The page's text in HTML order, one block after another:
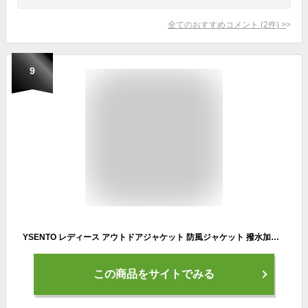
全てのおすすめコメント (2件) >
9
YSENTO レディース アウトドアジャケット 防風ジャケット 撥水加工 フード付き 多機能 登山コート 春秋冬 ピンク XL
この商品をサイトでみる